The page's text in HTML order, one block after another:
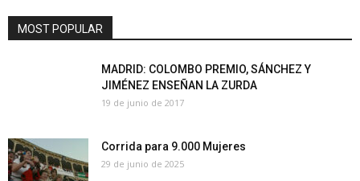
MOST POPULAR
MADRID: COLOMBO PREMIO, SÁNCHEZ Y
JIMÉNEZ ENSEÑAN LA ZURDA
19 de junio de 2017
Corrida para 9.000 Mujeres
29 de junio de 2025